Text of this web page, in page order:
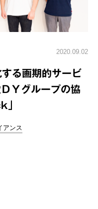
2020.09.02
る画期的サービ
Ｙグループの協
」
アンス